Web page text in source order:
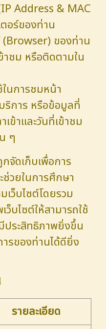
Address & MAC
อร์ของท่าน
ของท่าน
ชม หรือติดตามใน
นการชมหน้า
ริการ หรือข้อมูลที่
ข้าและวันที่เข้าชม
ๆ
จัดเก็บเพื่อการ
ช่วยในการศึกษา
ว็บไซต์โดยรวม
บไซต์ให้สามารถใช้
ประสิทธิภาพยิ่งขึ้น
รของท่านได้ดียิ่ง
รายละเอียด